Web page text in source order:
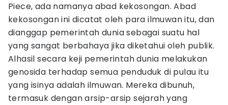
Piece, ada namanya abad kekosongan. Abad
kekosongan ini dicatat oleh para ilmuwan itu, dan
dianggap pemerintah dunia sebagai suatu hal
yang sangat berbahaya jika diketahui oleh publik.
Alhasil secara keji pemerintah dunia melakukan
genosida terhadap semua penduduk di pulau itu
yang isinya adalah ilmuwan. Mereka dibunuh,
termasuk dengan arsip-arsip sejarah yang